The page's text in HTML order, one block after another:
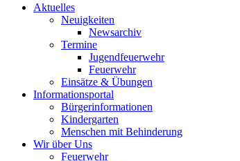
Aktuelles
Neuigkeiten
Newsarchiv
Termine
Jugendfeuerwehr
Feuerwehr
Einsätze & Übungen
Informationsportal
Bürgerinformationen
Kindergarten
Menschen mit Behinderung
Wir über Uns
Feuerwehr